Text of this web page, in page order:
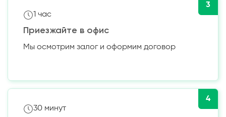
3
1 час
Приезжайте в офис
Мы осмотрим залог и оформим договор
4
30 минут